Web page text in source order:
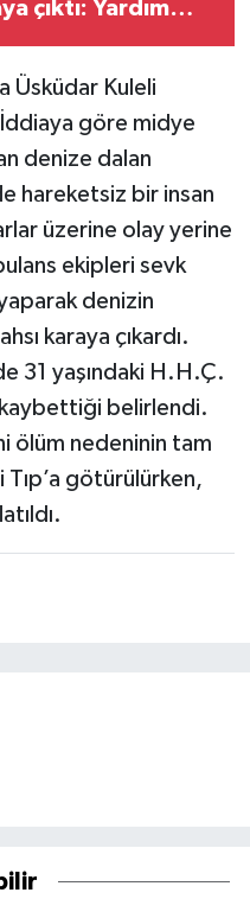
çıktı: Yardım
Üsküdar Kuleli
göre midye
denize dalan
hareketsiz bir insan
üzerine olay yerine
ekipleri sevk
denizin
karaya çıkardı.
31 yaşındaki H.H.Ç.
kaybettiği belirlendi.
ölüm nedeninin tam
götürülürken,